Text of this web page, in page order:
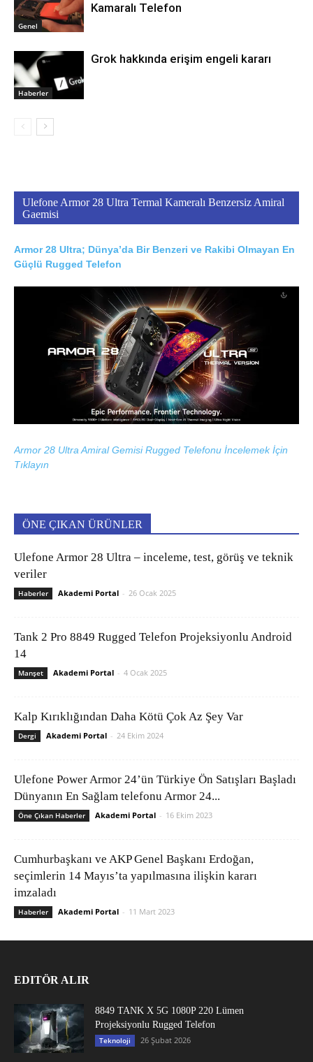
Genel
Kamaralı Telefon
Haberler
Grok hakkında erişim engeli kararı
Ulefone Armor 28 Ultra Termal Kameralı Benzersiz Amiral
Gaemisi
Armor 28 Ultra; Dünya’da Bir Benzeri ve Rakibi Olmayan En
Güçlü Rugged Telefon
Armor 28 Ultra Amiral Gemisi Rugged Telefonu İncelemek İçin
Tıklayın
ÖNE ÇIKAN ÜRÜNLER
Ulefone Armor 28 Ultra – inceleme, test, görüş ve teknik
veriler
Haberler Akademi Portal - 26 Ocak 2025
Tank 2 Pro 8849 Rugged Telefon Projeksiyonlu Android
14
Manşet Akademi Portal - 4 Ocak 2025
Kalp Kırıklığından Daha Kötü Çok Az Şey Var
Dergi Akademi Portal - 24 Ekim 2024
Ulefone Power Armor 24’ün Türkiye Ön Satışları Başladı
Dünyanın En Sağlam telefonu Armor 24...
Öne Çıkan Haberler Akademi Portal - 16 Ekim 2023
Cumhurbaşkanı ve AKP Genel Başkanı Erdoğan,
seçimlerin 14 Mayıs’ta yapılmasına ilişkin kararı
imzaladı
Haberler Akademi Portal - 11 Mart 2023
EDITÖR ALIR
8849 TANK X 5G 1080P 220 Lümen
Projeksiyonlu Rugged Telefon
Teknoloji 26 Şubat 2026